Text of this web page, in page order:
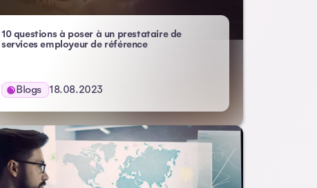
10 questions à poser à un prestataire de
services employeur de référence– Atlas HXM
Blogs 18.08.2023